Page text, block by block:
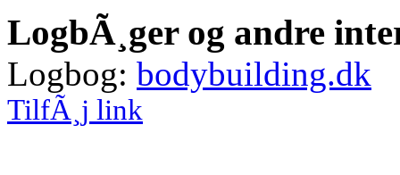
LogbÃ¸ger og andre
Logbog: bodybuilding.dk
TilfÃ¸j link